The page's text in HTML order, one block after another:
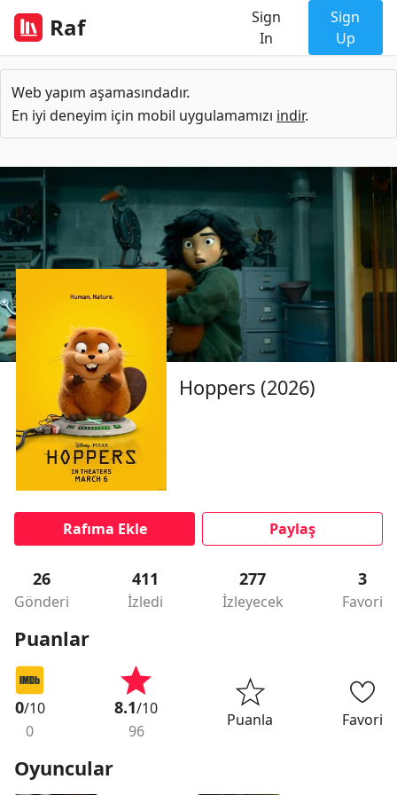
Raf
Sign
In
Sign
Up
Web yapım aşamasındadır.
En iyi deneyim için mobil uygulamamızı indir.
Hoppers (2026)
Rafıma Ekle Paylaş
26
Gönderi
411
İzledi
277
İzleyecek
3
Favori
Puanlar
0/10
0
8.1/10
96
Puanla Favori
Oyuncular